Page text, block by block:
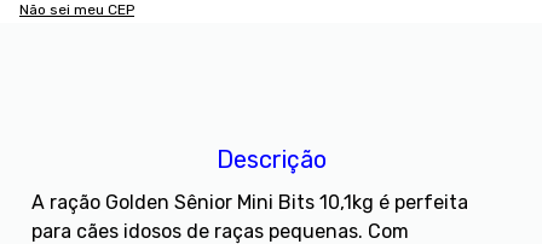
Não sei meu CEP
Descrição
A ração Golden Sênior Mini Bits 10,1kg é perfeita
para cães idosos de raças pequenas. Com